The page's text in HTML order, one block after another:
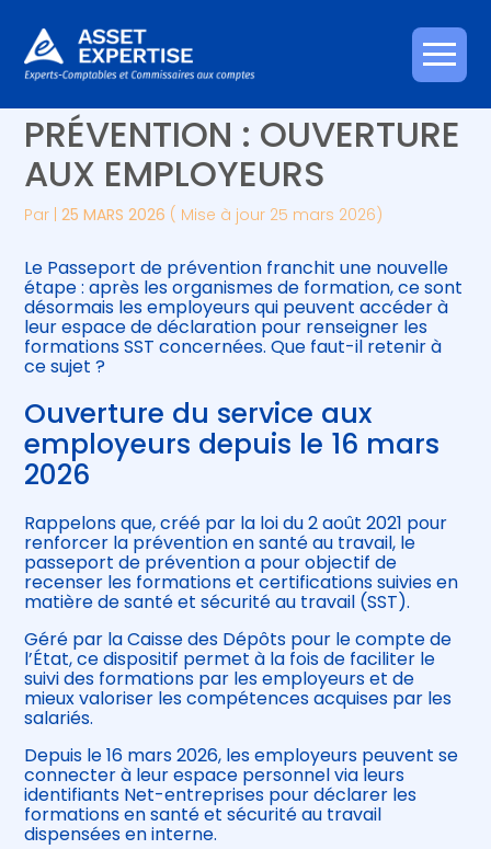
Aller
au
Créer et reprendre une activité
Gérer votre quotidien
Piloter votre entreprise
Développer votre entreprise
Construire votre patrimoine
Être prêt pour la facturation
électronique
Piloter votre gestion
Suivre votre comptabilité
Gérer vos ressources humaines
PASSEPORT DE
PRÉVENTION : OUVERTURE
AUX EMPLOYEURS
Par |25 MARS 2026 ( Mise à jour 25 mars 2026)
Le Passeport de prévention franchit une nouvelle
étape : après les organismes de formation, ce sont
désormais les employeurs qui peuvent accéder à
leur espace de déclaration pour renseigner les
formations SST concernées. Que faut-il retenir à
ce sujet ?
Ouverture du service aux
employeurs depuis le 16 mars
2026
Rappelons que, créé par la loi du 2 août 2021 pour
renforcer la prévention en santé au travail, le
passeport de prévention a pour objectif de
recenser les formations et certifications suivies en
matière de santé et sécurité au travail (SST).
Géré par la Caisse des Dépôts pour le compte de
l’État, ce dispositif permet à la fois de faciliter le
suivi des formations par les employeurs et de
mieux valoriser les compétences acquises par les
salariés.
Depuis le 16 mars 2026, les employeurs peuvent se
connecter à leur espace personnel via leurs
identifiants Net-entreprises pour déclarer les
formations en santé et sécurité au travail
dispensées en interne.